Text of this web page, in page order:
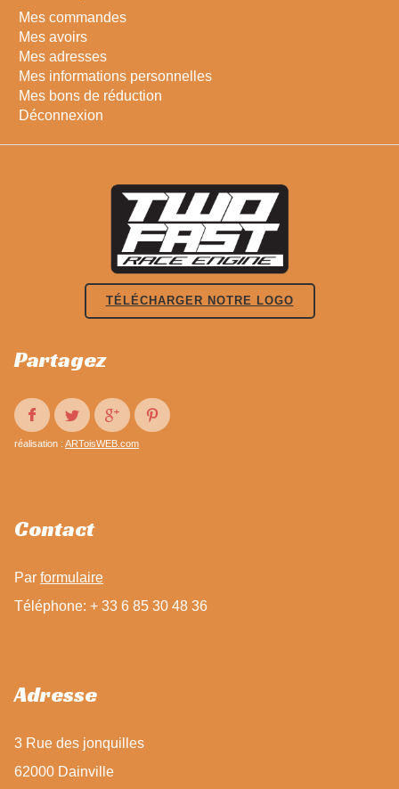
Mes commandes
Mes avoirs
Mes adresses
Mes informations personnelles
Mes bons de réduction
Déconnexion
TÉLÉCHARGER NOTRE LOGO
Partagez
réalisation : ARToisWEB.com
Contact
Par formulaire
Téléphone: + 33 6 85 30 48 36
Adresse
3 Rue des jonquilles
62000 Dainville